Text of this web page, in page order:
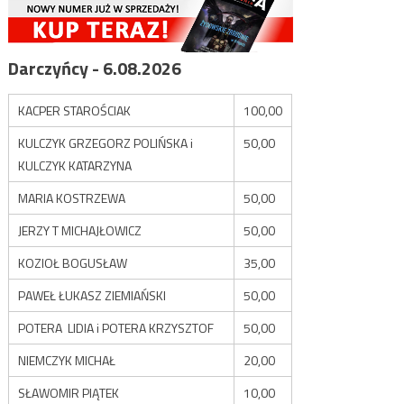
Darczyńcy - 6.08.2026
KACPER STAROŚCIAK
100,00
KULCZYK GRZEGORZ POLIŃSKA i
KULCZYK KATARZYNA
50,00
MARIA KOSTRZEWA
50,00
JERZY T MICHAJŁOWICZ
50,00
KOZIOŁ BOGUSŁAW
35,00
PAWEŁ ŁUKASZ ZIEMIAŃSKI
50,00
POTERA LIDIA i POTERA KRZYSZTOF
50,00
NIEMCZYK MICHAŁ
20,00
SŁAWOMIR PIĄTEK
10,00